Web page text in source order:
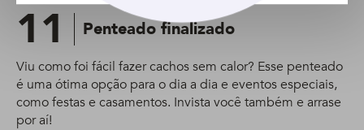
11 Penteado finalizado
Viu como foi fácil fazer cachos sem calor? Esse penteado
é uma ótima opção para o dia a dia e eventos especiais,
como festas e casamentos. Invista você também e arrase
por aí!